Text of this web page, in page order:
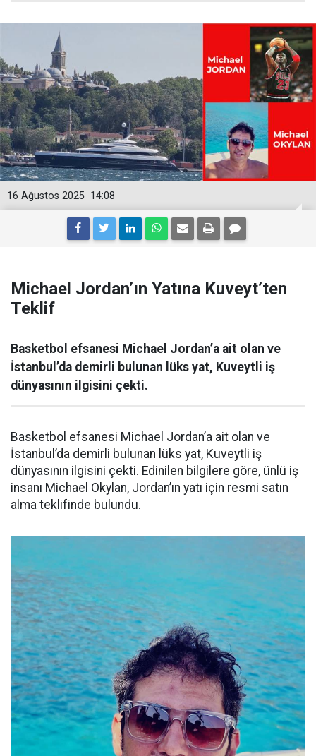
14:08
16 Ağustos 2025
Michael Jordan’ın Yatına Kuveyt’ten
Teklif
Basketbol efsanesi Michael Jordan’a ait olan ve
İstanbul’da demirli bulunan lüks yat, Kuveytli iş
dünyasının ilgisini çekti.
Basketbol efsanesi Michael Jordan’a ait olan ve
İstanbul’da demirli bulunan lüks yat, Kuveytli iş
dünyasının ilgisini çekti. Edinilen bilgilere göre, ünlü iş
insanı Michael Okylan, Jordan’ın yatı için resmi satın
alma teklifinde bulundu.